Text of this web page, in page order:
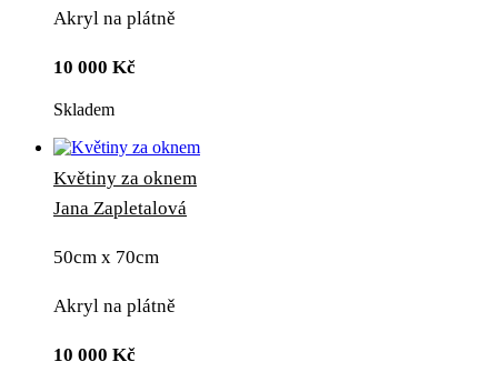
Akryl na plátně
10 000 Kč
Skladem
Květiny za oknem
Jana Zapletalová
50cm x 70cm
Akryl na plátně
10 000 Kč